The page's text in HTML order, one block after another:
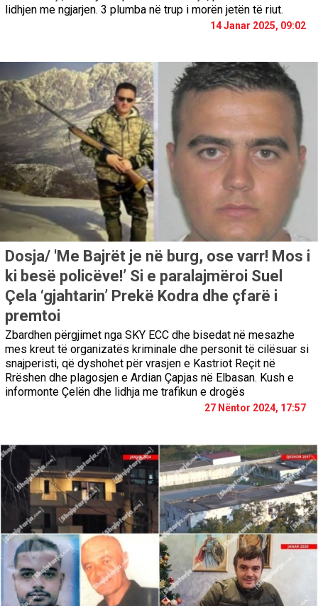
lidhjen me ngjarjen. 3 plumba në trup i morën jetën të riut.
14 Janar 2025, 09:02
Dosja/ 'Me Bajrët je në burg, ose varr! Mos i
ki besë policëve!’ Si e paralajmëroi Suel
Çela ‘gjahtarin’ Prekë Kodra dhe çfarë i
premtoi
Zbardhen përgjimet nga SKY ECC dhe bisedat në mesazhe
mes kreut të organizatës kriminale dhe personit të cilësuar si
snajperisti, që dyshohet për vrasjen e Kastriot Reçit në
Rrëshen dhe plagosjen e Ardian Çapjas në Elbasan. Kush e
informonte Çelën dhe lidhja me trafikun e drogës
27 Nëntor 2024, 17:57